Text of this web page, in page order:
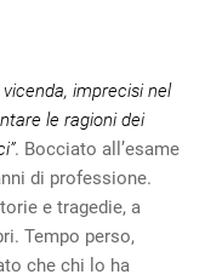
imprecisi nel
le ragioni dei
. Bocciato all’esame
di professione.
e tragedie, a
Tempo perso,
che chi lo ha